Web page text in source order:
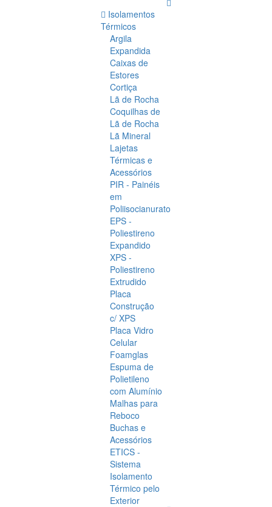
Isolamentos
Térmicos
Argila
Expandida
Caixas de
Estores
Cortiça
Lã de Rocha
Coquilhas de
Lã de Rocha
Lã Mineral
Lajetas
Térmicas e
Acessórios
PIR - Painéis
em
Poliisocianurato
EPS -
Poliestireno
Expandido
XPS -
Poliestireno
Extrudido
Placa
Construção
c/ XPS
Placa Vidro
Celular
Foamglas
Espuma de
Polietileno
com Alumínio
Malhas para
Reboco
Buchas e
Acessórios
ETICS -
Sistema
Isolamento
Térmico pelo
Exterior